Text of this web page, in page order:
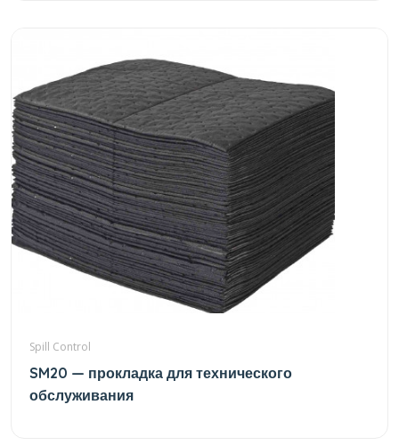
Spill Control
SM20 — прокладка для технического
обслуживания